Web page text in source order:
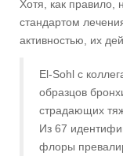
Хотя, как правило,
стандартом
активностью, их
El-Sohl с
образцов
страдающих
Из 67
флоры